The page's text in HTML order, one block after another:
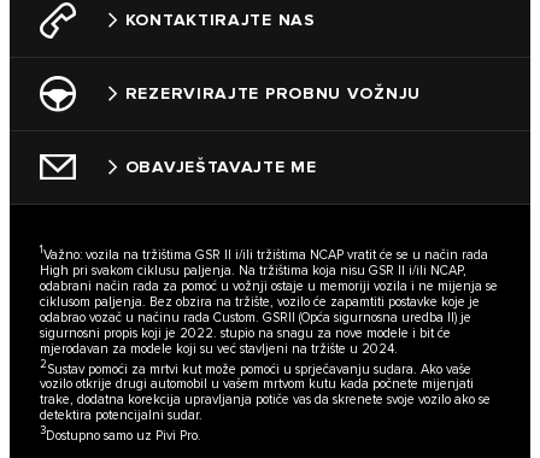
KONTAKTIRAJTE NAS
REZERVIRAJTE PROBNU VOŽNJU
OBAVJEŠTAVAJTE ME
1Važno: vozila na tržištima GSR II i/ili tržištima NCAP vratit će se u način rada
High pri svakom ciklusu paljenja. Na tržištima koja nisu GSR II i/ili NCAP,
odabrani način rada za pomoć u vožnji ostaje u memoriji vozila i ne mijenja se
ciklusom paljenja. Bez obzira na tržište, vozilo će zapamtiti postavke koje je
odabrao vozač u načinu rada Custom. GSRII (Opća sigurnosna uredba II) je
sigurnosni propis koji je 2022. stupio na snagu za nove modele i bit će
mjerodavan za modele koji su već stavljeni na tržište u 2024.
2Sustav pomoći za mrtvi kut može pomoći u sprječavanju sudara. Ako vaše
vozilo otkrije drugi automobil u vašem mrtvom kutu kada počnete mijenjati
trake, dodatna korekcija upravljanja potiče vas da skrenete svoje vozilo ako se
detektira potencijalni sudar.
3Dostupno samo uz Pivi Pro.